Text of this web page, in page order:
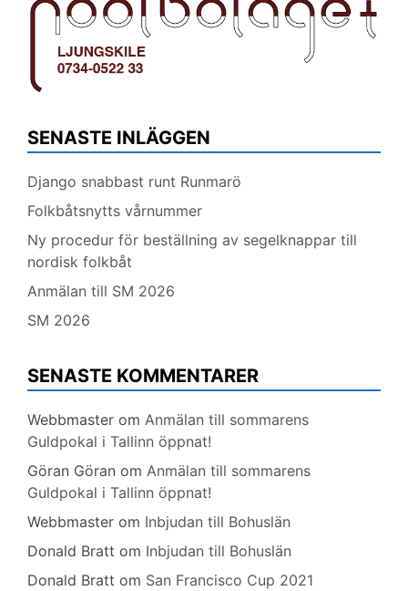
SENASTE INLÄGGEN
Django snabbast runt Runmarö
Folkbåtsnytts vårnummer
Ny procedur för beställning av segelknappar till
nordisk folkbåt
Anmälan till SM 2026
SM 2026
SENASTE KOMMENTARER
Webbmaster om Anmälan till sommarens
Guldpokal i Tallinn öppnat!
Göran Göran om Anmälan till sommarens
Guldpokal i Tallinn öppnat!
Webbmaster om Inbjudan till Bohuslän
Donald Bratt om Inbjudan till Bohuslän
Donald Bratt om San Francisco Cup 2021